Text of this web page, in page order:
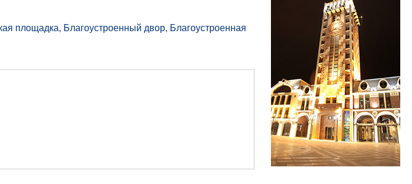
площадка, Благоустроенный двор, Благоустроенная